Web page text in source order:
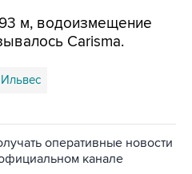
м, водоизмещение
Carisma.
оперативные новости
канале